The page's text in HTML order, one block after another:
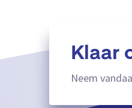
Klaar
Neem